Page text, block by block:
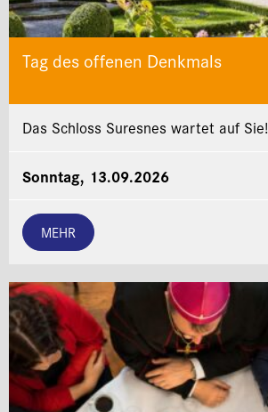
Tag des offenen Denkmals
Das Schloss Suresnes wartet auf Sie!
Sonntag, 13.09.2026
MEHR